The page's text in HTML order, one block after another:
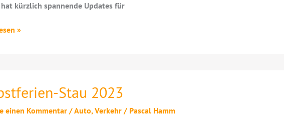
kürzlich spannende Updates für
»
Stau 2023
einen Kommentar/Auto,Verkehr / Pascal Hamm